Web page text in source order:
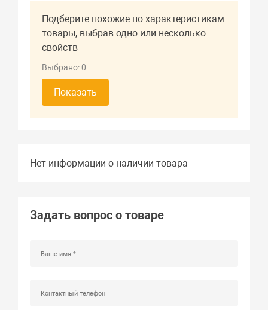
Подберите похожие по характеристикам
товары, выбрав одно или несколько
свойств
Выбрано:0
Показать
Нет информации о наличии товара
Задать вопрос о товаре